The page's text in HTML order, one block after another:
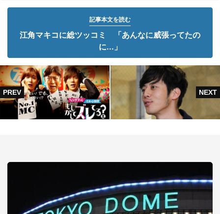
記事本文を読む
江角マキコに総ツッコミ 「あんなに威張ってたの
に...」